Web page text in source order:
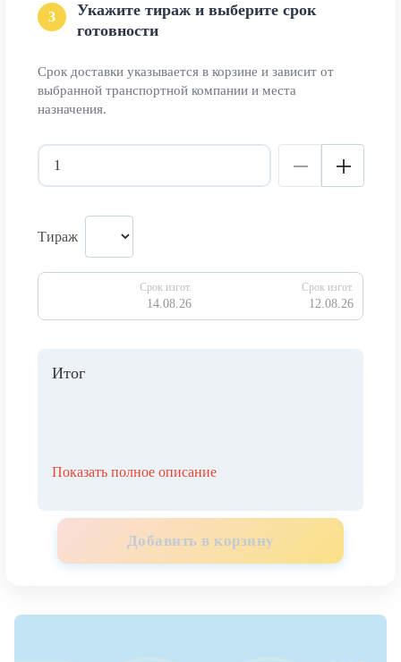
3
Укажите тираж и выберите срок
готовности
Срок доставки указывается в корзине и зависит от
выбранной транспортной компании и места
назначения.
Тираж
Срок изгот.
14.08.26
Срок изгот.
12.08.26
Итог
Показать полное описание
Добавить в корзину